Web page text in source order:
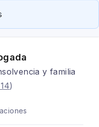
y familia
)